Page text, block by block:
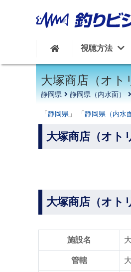
視聴方法
大塚商店（オト
静岡県 静岡県（内水面）
「 静岡県 」 「 静岡県（内水
大塚商店（オト
大塚商店（オト
施設名
管轄